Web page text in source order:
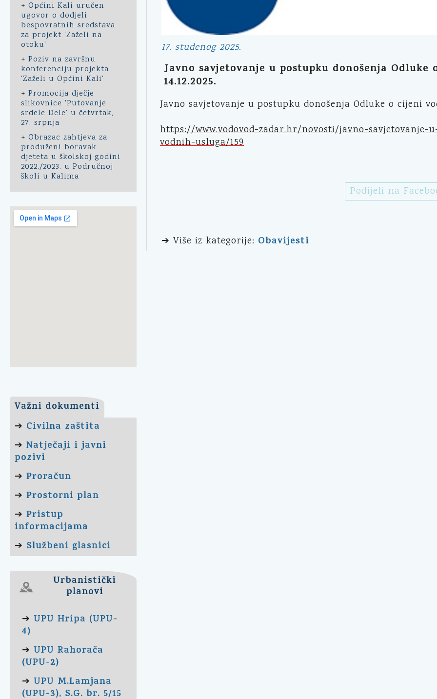
+ Općini Kali uručen
ugovor o dodjeli
bespovratnih sredstava
za projekt 'Zaželi na
otoku'
+ Poziv na završnu
konferenciju projekta
'Zaželi u Općini Kali'
+ Promocija dječje
slikovnice 'Putovanje
srdele Dele' u četvrtak,
27. srpnja
+ Obrazac zahtjeva za
produženi boravak
djeteta u školskoj godini
2022./2023. u Područnoj
školi u Kalima
Važni dokumenti
➔ Civilna zaštita
➔ Natječaji i javni
pozivi
➔ Proračun
➔ Prostorni plan
➔ Pristup
informacijama
➔ Službeni glasnici
Urbanistički
planovi
➔ UPU Hripa (UPU-
4)
➔ UPU Rahorača
(UPU-2)
➔ UPU M.Lamjana
(UPU-3), S.G. br. 5/15
17. studenog 2025.
Javno savjetovanje u postupku donošenja Odluke
14.12.2025.
Javno savjetovanje u postupku donošenja Odluke o cijeni
https://www.vodovod-zadar.hr/novosti/javno-
vodnih-usluga/159
Podijeli na
➔ Više iz kategorije: Obavijesti